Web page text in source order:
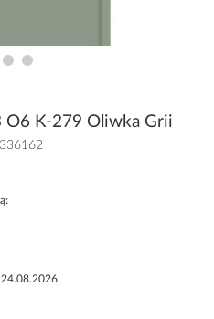
O6 K-279 Oliwka Grii
24.08.2026